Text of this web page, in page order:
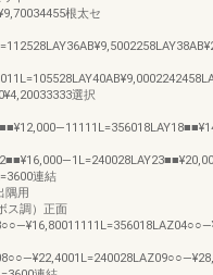
根太セ
選択
連結
隅用
ス調）正面